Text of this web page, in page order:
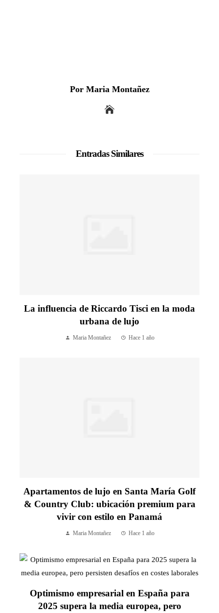
Por Maria Montañez
Entradas Similares
La influencia de Riccardo Tisci en la moda
urbana de lujo
Maria Montañez Hace 1 año
Apartamentos de lujo en Santa María Golf
& Country Club: ubicación premium para
vivir con estilo en Panamá
Maria Montañez Hace 1 año
Optimismo empresarial en España para
2025 supera la media europea, pero